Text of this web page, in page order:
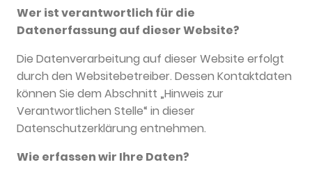
Wer ist verantwortlich für die
Datenerfassung auf dieser Website?
Die Datenverarbeitung auf dieser Website erfolgt
durch den Websitebetreiber. Dessen Kontaktdaten
können Sie dem Abschnitt „Hinweis zur
Verantwortlichen Stelle“ in dieser
Datenschutzerklärung entnehmen.
Wie erfassen wir Ihre Daten?